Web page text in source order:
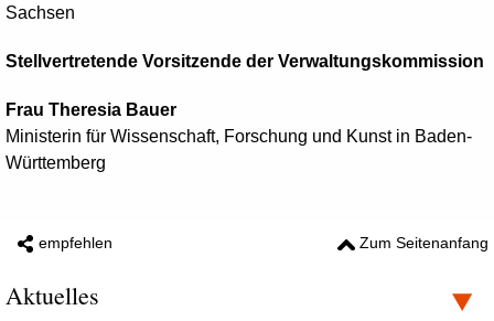
Sachsen
Stellvertretende Vorsitzende der Verwaltungskommission
Frau Theresia Bauer
Ministerin für Wissenschaft, Forschung und Kunst in Baden-
Württemberg
empfehlen Zum Seitenanfang
Aktuelles